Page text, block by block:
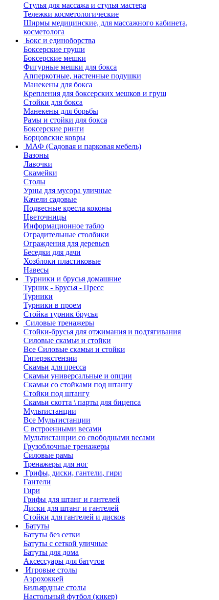
Стулья для массажа и стулья мастера
Тележки косметологические
Ширмы медицинские, для массажного кабинета,
косметолога
Бокс и единоборства
Боксерские груши
Боксерские мешки
Фигурные мешки для бокса
Апперкотные, настенные подушки
Манекены для бокса
Крепления для боксерских мешков и груш
Стойки для бокса
Манекены для борьбы
Рамы и стойки для бокса
Боксерские ринги
Борцовские ковры
МАФ (Садовая и парковая мебель)
Вазоны
Лавочки
Скамейки
Столы
Урны для мусора уличные
Качели садовые
Подвесные кресла коконы
Цветочницы
Информационное табло
Оградительные столбики
Ограждения для деревьев
Беседки для дачи
Хозблоки пластиковые
Навесы
Турники и брусья домашние
Турник - Брусья - Пресс
Турники
Турники в проем
Стойка турник брусья
Силовые тренажеры
Стойки-брусья для отжимания и подтягивания
Силовые скамьи и стойки
Все Силовые скамьи и стойки
Гиперэкстензии
Скамьи для пресса
Скамьи универсальные и опции
Скамьи со стойками под штангу
Стойки под штангу
Скамьи скотта \ парты для бицепса
Мультистанции
Все Мультистанции
С встроенными весами
Мультистанции со свободными весами
Грузоблочные тренажеры
Силовые рамы
Тренажеры для ног
Грифы, диски, гантели, гири
Гантели
Гири
Грифы для штанг и гантелей
Диски для штанг и гантелей
Стойки для гантелей и дисков
Батуты
Батуты без сетки
Батуты с сеткой уличные
Батуты для дома
Аксессуары для батутов
Игровые столы
Аэрохоккей
Бильярдные столы
Настольный футбол (кикер)